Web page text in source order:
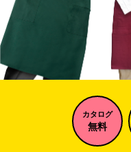
カタログ
無料